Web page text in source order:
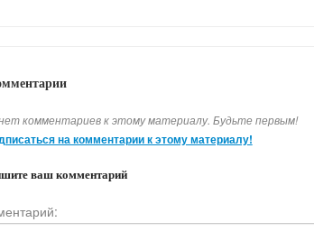
комментариев к этому материалу. Будьте первым!
на комментарии к этому материалу!
ваш комментарий